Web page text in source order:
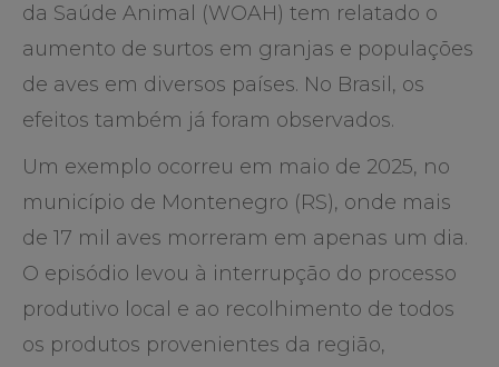
da Saúde Animal (WOAH) tem relatado o
aumento de surtos em granjas e populações
de aves em diversos países. No Brasil, os
efeitos também já foram observados.
Um exemplo ocorreu em maio de 2025, no
município de Montenegro (RS), onde mais
de 17 mil aves morreram em apenas um dia.
O episódio levou à interrupção do processo
produtivo local e ao recolhimento de todos
os produtos provenientes da região,